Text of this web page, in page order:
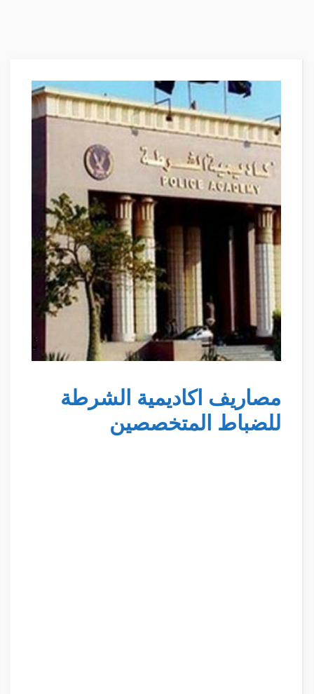
مصاريف اكاديمية الشرطة
للضباط المتخصصين